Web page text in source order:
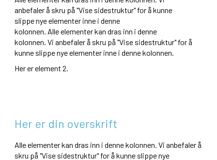
anbefaler å skru på "Vise sidestruktur" for å kunne
slippe nye elementer inne i denne
kolonnen. Alle elementer kan dras inn i denne
kolonnen. Vi anbefaler å skru på "Vise sidestruktur" for å
kunne slippe nye elementer inne i denne kolonnen.
Her er element 2.
Her er din overskrift
Alle elementer kan dras inn i denne kolonnen. Vi anbefaler å
skru på "Vise sidestruktur" for å kunne slippe nye